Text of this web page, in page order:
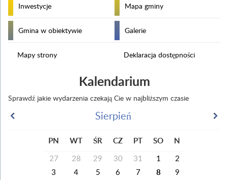
Inwestycje Mapa gminy
Gmina w obiektywie Galerie
Mapy strony Deklaracja dostępności
Kalendarium
Sprawdź jakie wydarzenia czekają Cie w najbliższym czasie
Sierpień
PN WT ŚR CZ PT SO N
27 28 29 30 31 1
2
3
4 5 6 7 8
9